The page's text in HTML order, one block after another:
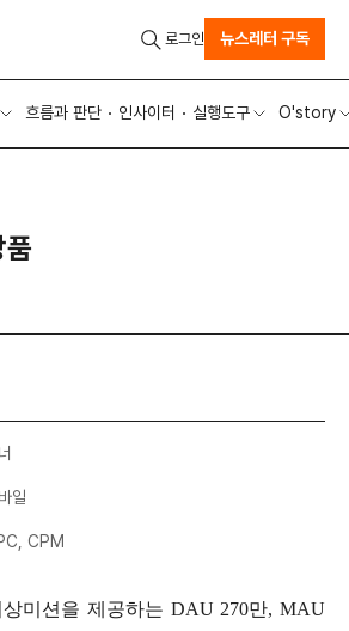
흐름과 판단 인사이터 실행도구 O'story
로그인 뉴스레터 구독
일
CPM
미션을 제공하는 DAU 270만, MAU